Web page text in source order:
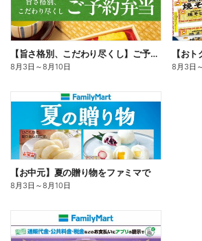
【旨さ格別、こだわり尽くし】ご予約弁当
8月3日 ～8月10日 8月3日 ～
【お中元】夏の贈り物をファミマで
8月3日 ～8月10日